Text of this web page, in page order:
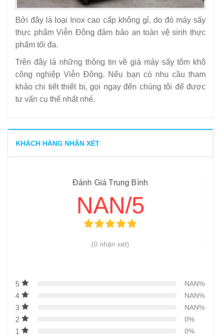
Bởi đây là loại Inox cao cấp không gỉ, do đó máy sấy
thực phẩm Viễn Đông đảm bảo an toàn vệ sinh thực
phẩm tối đa.
Trên đây là những thông tin về giá máy sấy tôm khô
công nghiệp Viễn Đông. Nếu bạn có nhu cầu tham
khảo chi tiết thiết bị, gọi ngay đến chúng tôi để được
tư vấn cụ thể nhất nhé.
KHÁCH HÀNG NHẬN XÉT
Đánh Giá Trung Bình
NAN/5
(0 nhận xét)
5 NAN%
4 NAN%
3 NAN%
2 0%
1 0%